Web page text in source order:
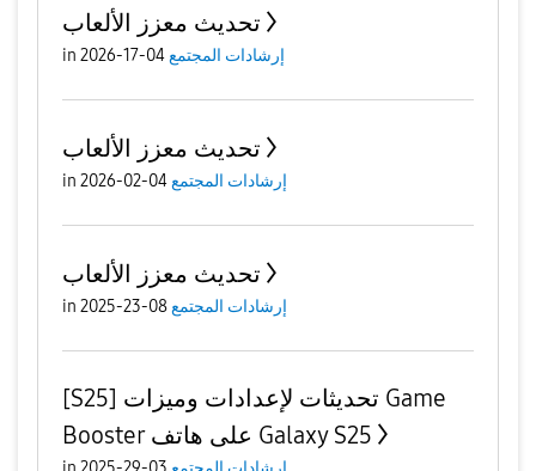
تحديث معزز الألعاب
in إرشادات المجتمع04-17-2026
تحديث معزز الألعاب
in إرشادات المجتمع04-02-2026
تحديث معزز الألعاب
in إرشادات المجتمع08-23-2025
[S25] تحديثات لإعدادات وميزات Game
Booster على هاتف Galaxy S25